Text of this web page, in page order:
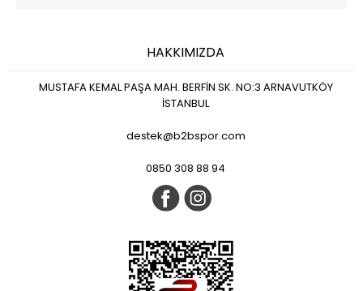
HAKKIMIZDA
MUSTAFA KEMAL PAŞA MAH. BERFİN SK. NO:3 ARNAVUTKÖY
İSTANBUL
destek@b2bspor.com
0850 308 88 94